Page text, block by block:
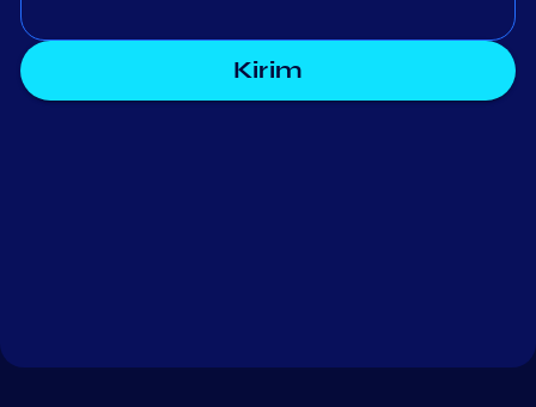
Kirim